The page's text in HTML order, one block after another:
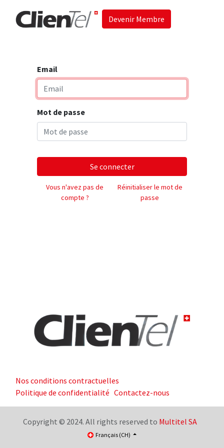
Devenir Membre
Email
Mot de passe
Se connecter
Vous n'avez pas de
compte ?
Réinitialiser le mot de
passe
Nos conditions contractuelles
Politique de confidentialité Contactez-nous
Copyright © 2024. All rights reserved to Multitel SA
Français (CH)